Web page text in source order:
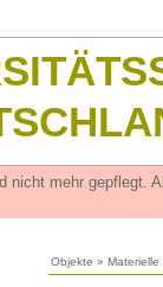
nicht mehr gepflegt.
Objekte » Materielle